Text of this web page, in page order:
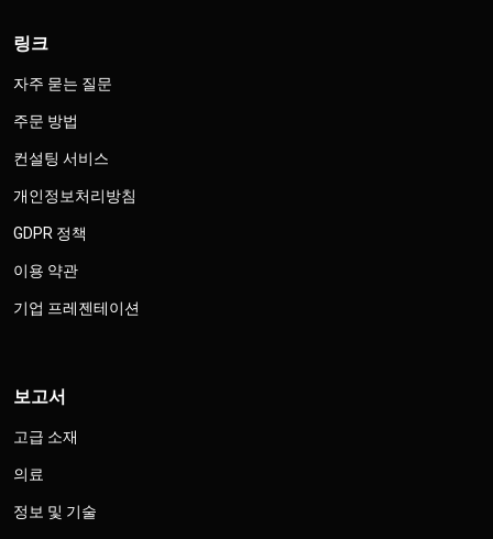
링크
자주 묻는 질문
주문 방법
컨설팅 서비스
개인정보처리방침
GDPR 정책
이용 약관
기업 프레젠테이션
보고서
고급 소재
의료
정보 및 기술